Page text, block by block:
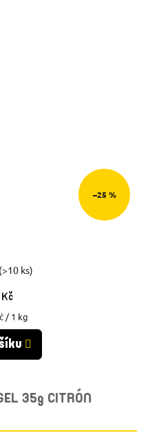
–25 %
(>10 ks)
/ 1 kg
35g CITRÓN